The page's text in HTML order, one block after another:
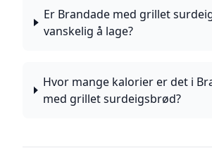
Er Brandade med grillet
vanskelig å lage?
Hvor mange kalorier er det i
med grillet surdeigsbrød?